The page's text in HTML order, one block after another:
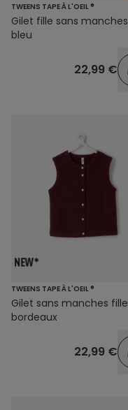
TWEENS TAPE À L'OEIL ®
Gilet fille sans manches
bleu
22,99 €
TWEENS TAPE À L'OEIL ®
Gilet sans manches fille
bordeaux
22,99 €